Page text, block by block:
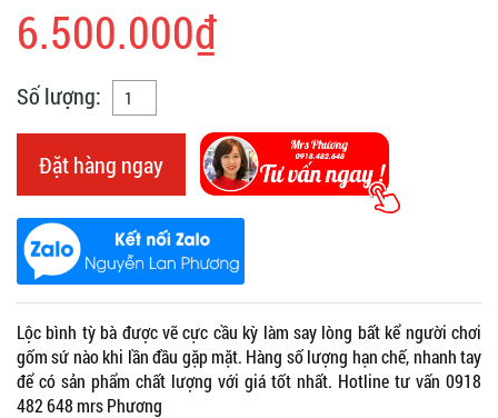
6.500.000₫
Số lượng:
Đặt hàng ngay
Lộc bình tỳ bà được vẽ cực cầu kỳ làm say lòng bất kể người chơi
gốm sứ nào khi lần đầu gặp mặt. Hàng số lượng hạn chế, nhanh tay
để có sản phẩm chất lượng với giá tốt nhất. Hotline tư vấn 0918
482 648 mrs Phương